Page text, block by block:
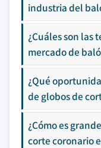
industria del
¿Cuáles son las
mercado de
¿Qué
de globos de
¿Cómo es
corte coronario